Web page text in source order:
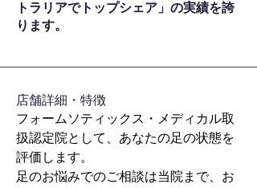
トラリアでトップシェア」の実績を誇
ります。
​店舗詳細・特徴
フォームソティックス・メディカル取
扱認定院として、あなたの足の状態を
評価します。
足のお悩みでのご相談は当院まで、お